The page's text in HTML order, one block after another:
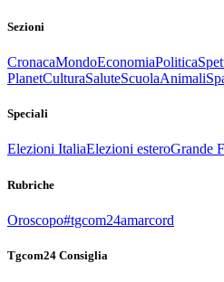
Sezioni
CronacaMondoEconomiaPolitica
PlanetCulturaSaluteScuolaAnimali
Speciali
Elezioni ItaliaElezioni esteroGrande
Rubriche
Oroscopo#tgcom24amarcord
Tgcom24 Consiglia